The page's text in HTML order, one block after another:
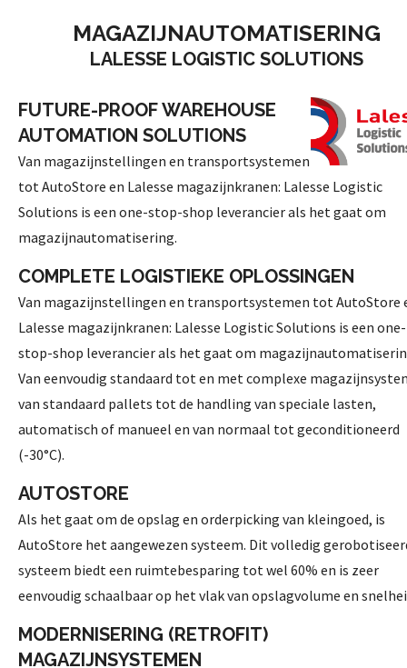
MAGAZIJNAUTOMATISERING
LALESSE LOGISTIC SOLUTIONS
FUTURE-PROOF WAREHOUSE
AUTOMATION SOLUTIONS
Van magazijnstellingen en transportsystemen
tot AutoStore en Lalesse magazijnkranen: Lalesse Logistic
Solutions is een one-stop-shop leverancier als het gaat om
magazijnautomatisering.
COMPLETE LOGISTIEKE OPLOSSINGEN
Van magazijnstellingen en transportsystemen tot AutoStore
Lalesse magazijnkranen: Lalesse Logistic Solutions is een one-
stop-shop leverancier als het gaat om
Van eenvoudig standaard tot en met complexe
van standaard pallets tot de handling van speciale lasten,
automatisch of manueel en van normaal tot geconditioneerd
(-30°C).
AUTOSTORE
Als het gaat om de opslag en orderpicking van kleingoed, is
AutoStore het aangewezen systeem. Dit volledig
systeem biedt een ruimtebesparing tot wel 60% en is zeer
eenvoudig schaalbaar op het vlak van opslagvolume en
MODERNISERING (RETROFIT)
MAGAZIJNSYSTEMEN